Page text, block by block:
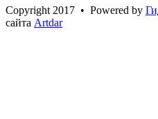
Сopyright 2017 • Powered by
сайта Artdar